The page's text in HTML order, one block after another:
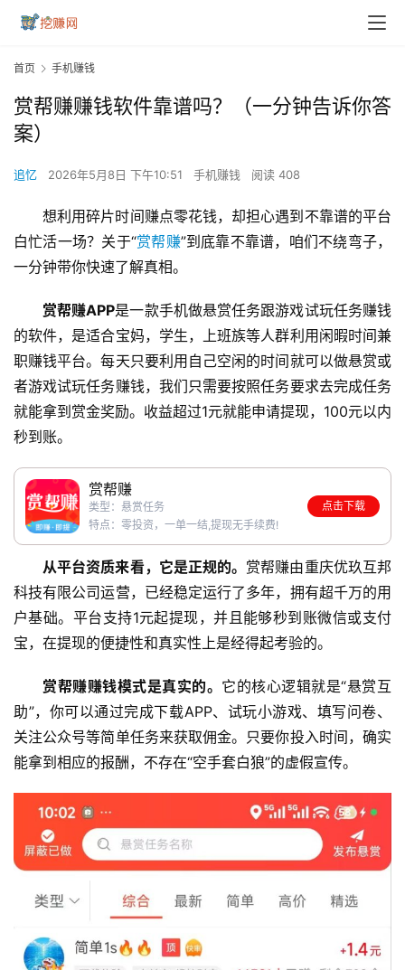
首页 手机赚钱
赏帮赚赚钱软件靠谱吗？（一分钟告诉你答
案）
追忆 2026年5月8日 下午10:51 手机赚钱 阅读 408
想利用碎片时间赚点零花钱，却担心遇到不靠谱的平台
白忙活一场？关于“赏帮赚”到底靠不靠谱，咱们不绕弯子，
一分钟带你快速了解真相。
赏帮赚APP是一款手机做悬赏任务跟游戏试玩任务赚钱
的软件，是适合宝妈，学生，上班族等人群利用闲暇时间兼
职赚钱平台。每天只要利用自己空闲的时间就可以做悬赏或
者游戏试玩任务赚钱，我们只需要按照任务要求去完成任务
就能拿到赏金奖励。收益超过1元就能申请提现，100元以内
秒到账。
赏帮赚
类型：悬赏任务
特点：零投资，一单一结,提现无手续费!
点击下载
从平台资质来看，它是正规的。 赏帮赚由重庆优玖互邦
科技有限公司运营，已经稳定运行了多年，拥有超千万的用
户基础。平台支持1元起提现，并且能够秒到账微信或支付
宝，在提现的便捷性和真实性上是经得起考验的。
赏帮赚赚钱模式是真实的。 它的核心逻辑就是“悬赏互
助”，你可以通过完成下载APP、试玩小游戏、填写问卷、
关注公众号等简单任务来获取佣金。只要你投入时间，确实
能拿到相应的报酬，不存在“空手套白狼”的虚假宣传。